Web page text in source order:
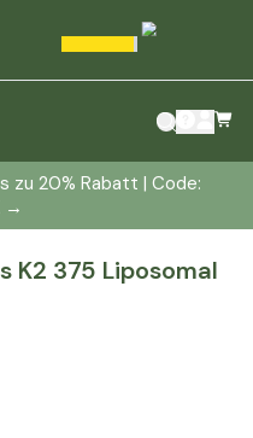
zu 20% Rabatt | Code:
→
K2 375 Liposomal